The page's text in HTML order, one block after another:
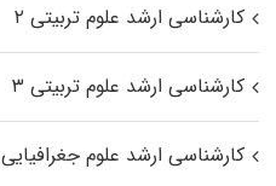
کارشناسی ارشد علوم تربیتی ۲
کارشناسی ارشد علوم تربیتی ۳
کارشناسی ارشد علوم جغرافیایی